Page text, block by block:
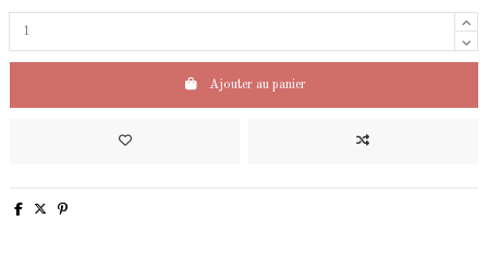
Ajouter au panier